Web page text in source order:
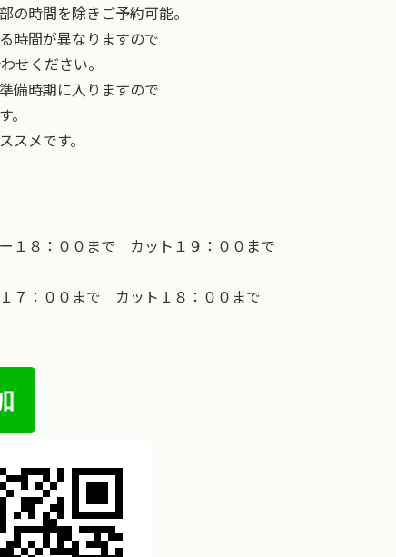
の時間を除きご予約可能。
時間が異なりますので
せください。
備時期に入りますので
スメです。
１８：００まで カット１９：００まで
７：００まで カット１８：００まで